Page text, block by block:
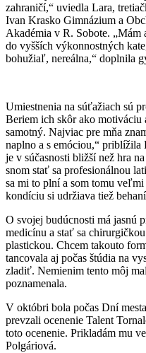
zahraničí,“ uviedla Lara,
Ivan Krasko Gimnázium a
Akadémia v R. Sobote. „Mám
do vyšších výkonnostných
bohužiaľ, nereálna,“ doplnila
Umiestnenia na súťažiach sú
Beriem ich skôr ako motiváciu
samotný. Najviac pre mňa
naplno a s emóciou,“
je v súčasnosti bližší než hra
snom stať sa profesionálnou
sa mi to plní a som tomu
kondíciu si udržiava tiež
O svojej budúcnosti má jasnú
medicínu a stať sa
plastickou. Chcem takouto
tancovala aj počas štúdia na
zladiť. Nemienim tento môj
poznamenala.
V októbri bola počas Dní
prevzali ocenenie Talent
toto ocenenie. Prikladám mu
Polgáriová.